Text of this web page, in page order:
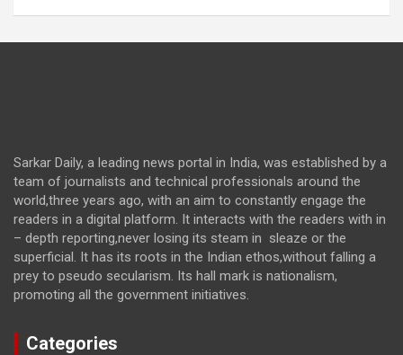
Sarkar Daily, a leading news portal in India, was established by a
team of journalists and technical professionals around the
world,three years ago, with an aim to constantly engage the
readers in a digital platform. It interacts with the readers with in
– depth reporting,never losing its steam in sleaze or the
superficial. It has its roots in the Indian ethos,without falling a
prey to pseudo secularism. Its hall mark is nationalism,
promoting all the government initiatives.
Categories